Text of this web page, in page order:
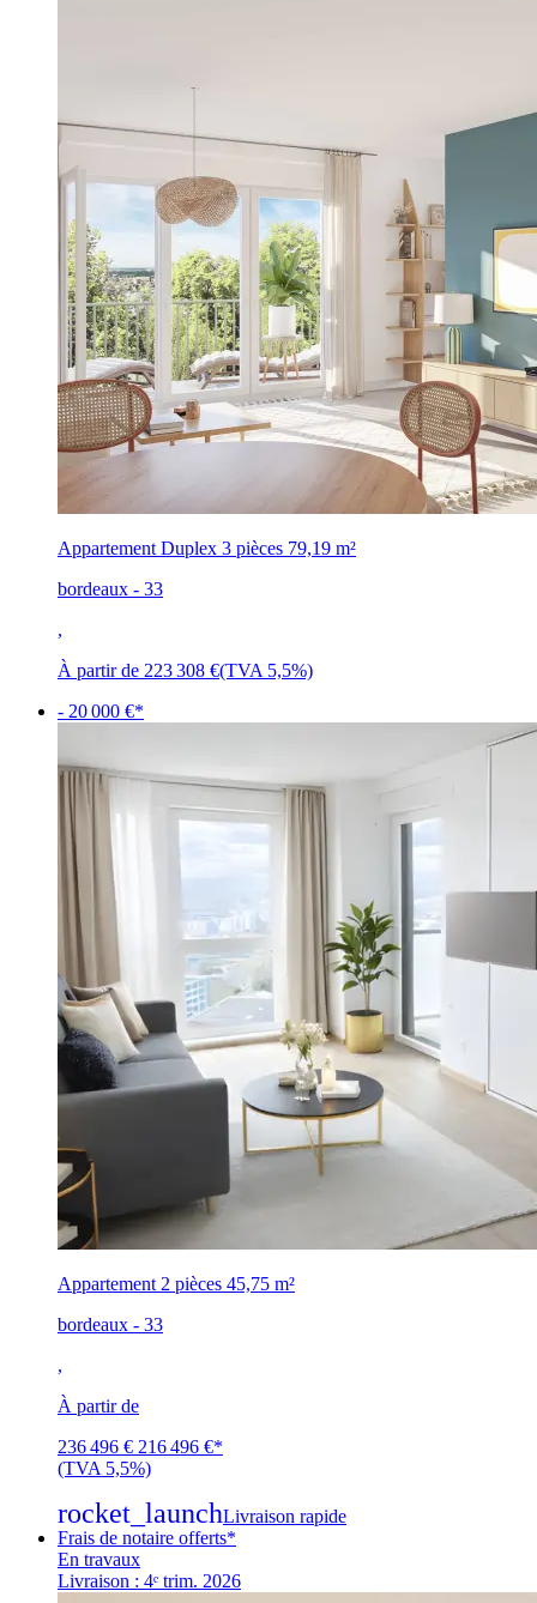
Appartement Duplex 3 pièces 79,19 m²
bordeaux - 33
,
À partir de 223 308 €(TVA 5,5%)
- 20 000 €*
Appartement 2 pièces 45,75 m²
bordeaux - 33
,
À partir de
236 496 € 216 496 €*
(TVA 5,5%)
rocket_launchLivraison rapide
Frais de notaire offerts*
En travaux
Livraison : 4ᵉ trim. 2026